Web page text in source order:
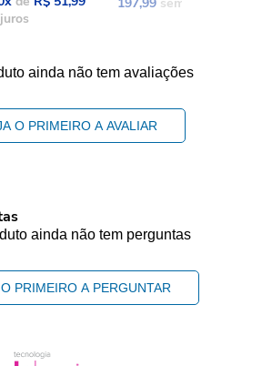
ainda não tem avaliações
O PRIMEIRO A AVALIAR
ainda não tem perguntas
PRIMEIRO A PERGUNTAR